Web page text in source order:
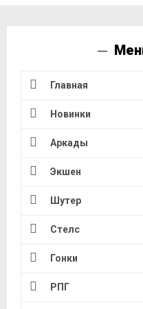
Главная
Новинки
Аркады
Экшен
Шутер
Стелс
Гонки
РПГ